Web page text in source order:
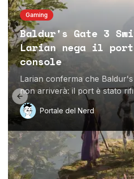
Gaming
Baldur's Gate 3
Larian nega il
console
Larian conferma che
non arriverà: il port è stato
il desiderio del team. Scopri i
dell'azienda.
Portale del Nerd
Previous slide